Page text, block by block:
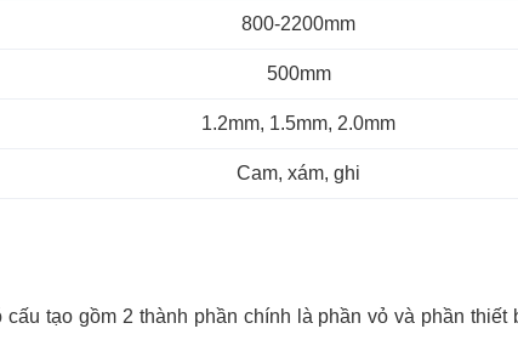
800-2200mm
500mm
1.2mm, 1.5mm, 2.0mm
Cam, xám, ghi
tạo gồm 2 thành phần chính là phần vỏ và phần thiết